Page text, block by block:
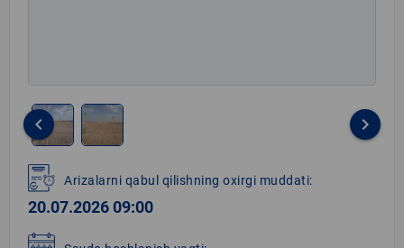
1
of
2
keyboard_arrow_left keyboard_arrow_right
Arizalarni qabul qilishning oxirgi muddati:
20.07.2026 09:00